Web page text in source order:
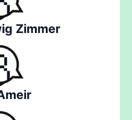
Zimmer